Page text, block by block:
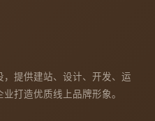
提供建站、设计、开发、运
打造优质线上品牌形象。